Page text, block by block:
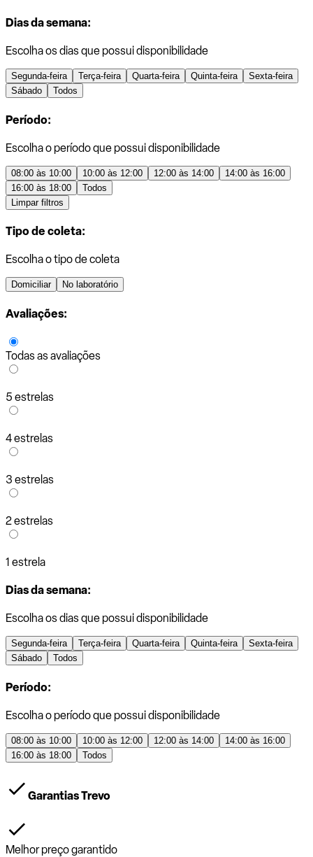
Dias da semana:
Escolha os dias que possui disponibilidade
Segunda-feira Terça-feira Quarta-feira Quinta-feira
Sexta-feira
Sábado
Todos
Período:
Escolha o período que possui disponibilidade
08:00 às 10:00 10:00 às 12:00 12:00 às 14:00
14:00 às 16:00
16:00 às 18:00
Todos
Limpar filtros
Tipo de coleta:
Escolha o tipo de coleta
Domiciliar No laboratório
Avaliações:
Todas as avaliações
5 estrelas
4 estrelas
3 estrelas
2 estrelas
1 estrela
Dias da semana:
Escolha os dias que possui disponibilidade
Segunda-feira Terça-feira Quarta-feira Quinta-feira
Sexta-feira
Sábado
Todos
Período:
Escolha o período que possui disponibilidade
08:00 às 10:00 10:00 às 12:00 12:00 às 14:00
14:00 às 16:00
16:00 às 18:00
Todos
Garantias Trevo
Melhor preço garantido